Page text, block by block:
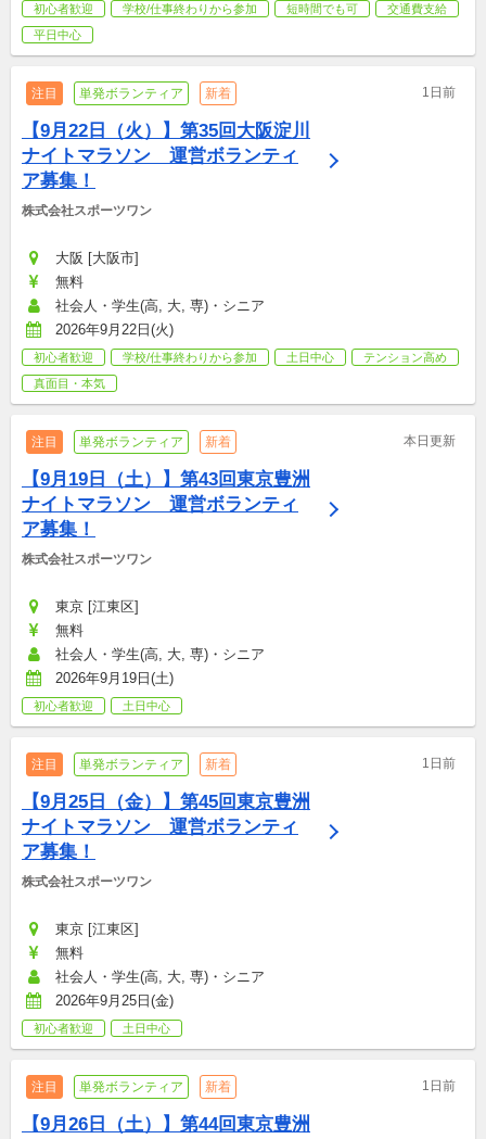
初心者歓迎 学校/仕事終わりから参加 短時間でも可
交通費支給
平日中心
注目 単発ボランティア 新着 1日前
【9月22日（火）】第35回大阪淀川
ナイトマラソン　運営ボランティ
ア募集！
株式会社スポーツワン
大阪 [大阪市]
無料
社会人・学生(高, 大, 専)・シニア
2026年9月22日(火)
初心者歓迎 学校/仕事終わりから参加 土日中心
テンション高め
真面目・本気
注目 単発ボランティア 新着 本日更新
【9月19日（土）】第43回東京豊洲
ナイトマラソン　運営ボランティ
ア募集！
株式会社スポーツワン
東京 [江東区]
無料
社会人・学生(高, 大, 専)・シニア
2026年9月19日(土)
初心者歓迎 土日中心
注目 単発ボランティア 新着 1日前
【9月25日（金）】第45回東京豊洲
ナイトマラソン　運営ボランティ
ア募集！
株式会社スポーツワン
東京 [江東区]
無料
社会人・学生(高, 大, 専)・シニア
2026年9月25日(金)
初心者歓迎 土日中心
注目 単発ボランティア 新着 1日前
【9月26日（土）】第44回東京豊洲